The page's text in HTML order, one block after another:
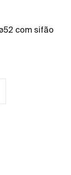
com sifão